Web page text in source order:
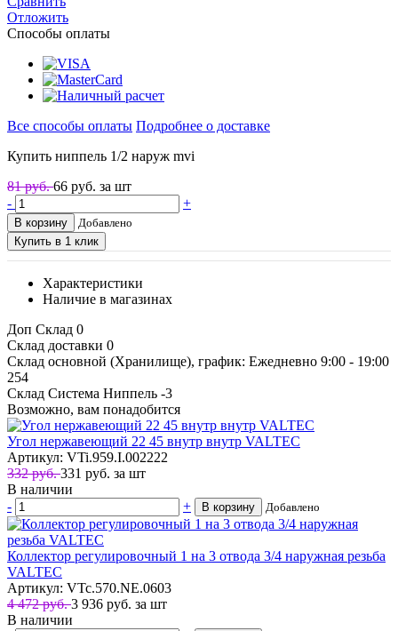
Отложить
Способы оплаты
Все способы оплаты Подробнее о доставке
Купить ниппель 1/2 наруж mvi
81 руб.66 руб. за шт
-
+
В корзину
Добавлено
Купить в 1 клик
Характеристики
Наличие в магазинах
Доп Склад 0
Склад доставки 0
Склад основной (Хранилище), график: Ежедневно 9:00 - 19:00
254
Склад Система Ниппель -3
Возможно, вам понадобится
Угол нержавеющий 22 45 внутр внутр VALTEC
Артикул: VTi.959.I.002222
332 руб.331 руб. за шт
В наличии
-
+ В корзину Добавлено
Коллектор регулировочный 1 на 3 отвода 3/4 наружная резьба
VALTEC
Артикул: VTc.570.NE.0603
4 472 руб.3 936 руб. за шт
В наличии